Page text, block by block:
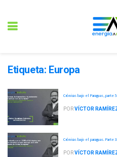
Etiqueta: Europa
Crónicas bajo el Paraguas, parte
PORVÍCTOR
Crónicas bajo el paraguas. Parte
PORVÍCTOR